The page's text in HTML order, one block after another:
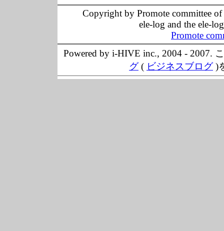
Copyright by Promote committee
ele-log and the ele-
Promote
Powered by i-HIVE inc., 2004 - 2007.
グ( ビジネスブログ)